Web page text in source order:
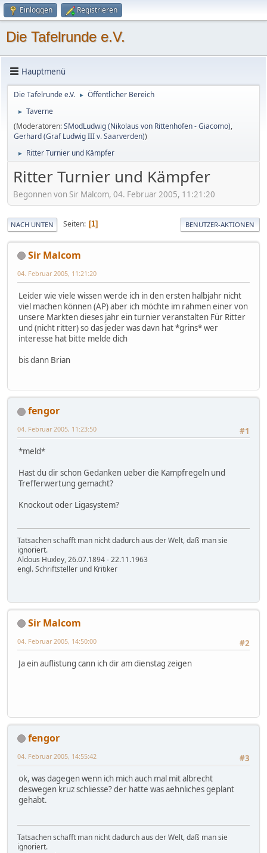
Einloggen Registrieren
Die Tafelrunde e.V.
Hauptmenü
Die Tafelrunde e.V. ► Öffentlicher Bereich
►
Taverne
(Moderatoren:SModLudwig (Nikolaus von Rittenhofen - Giacomo),
Gerhard (Graf Ludwig III v. Saarverden))
► Ritter Turnier und Kämpfer
Ritter Turnier und Kämpfer
Begonnen von Sir Malcom, 04. Februar 2005, 11:21:20
NACH UNTEN Seiten 1 BENUTZER-AKTIONEN
Sir Malcom
04. Februar 2005, 11:21:20
Leider wie viele wissen werde ich in den ersten halbjahr nicht
viel machen können (AP) aber ich möchte im rahmen einer von
unsere Markten dieses jahr ein turnier veranstalten Für Ritter
und (nicht ritter) so das jeder was davn hat *grins* wer
interesse hat bitte melde dich
bis dann Brian
fengor
#1
04. Februar 2005, 11:23:50
*meld*
Hast du dir schon Gedanken ueber die Kampfregeln und
Trefferwertung gemacht?
Knockout oder Ligasystem?
Tatsachen schafft man nicht dadurch aus der Welt, daß man sie
ignoriert.
Aldous Huxley, 26.07.1894 - 22.11.1963
engl. Schriftsteller und Kritiker
Sir Malcom
#2
04. Februar 2005, 14:50:00
Ja ein auflistung cann ich dir am dienstag zeigen
fengor
#3
04. Februar 2005, 14:55:42
ok, was dagegen wenn ich mich auch mal mit albrecht
deswegen kruz schliesse? der hatte was aehnliches geplant
gehabt.
Tatsachen schafft man nicht dadurch aus der Welt, daß man sie
ignoriert.